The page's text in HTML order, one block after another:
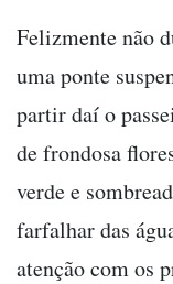
Felizmente não
uma ponte
partir daí o
de frondosa
verde e
farfalhar das
atenção com os